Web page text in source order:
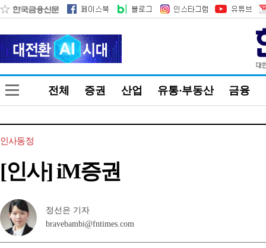
전체 증권 산업 유통·부동산 금융
인사동정
[인사] iM증권
정선은 기자
bravebambi@fntimes.com